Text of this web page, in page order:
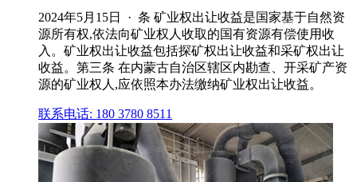
2024年5月15日 · 条 矿业权出让收益是国家基于自然资
源所有权,依法向矿业权人收取的国有资源有偿使用收
入。矿业权出让收益包括探矿权出让收益和采矿权出让
收益。第三条 在内蒙古自治区辖区内勘查、开采矿产资
源的矿业权人,应依照本办法缴纳矿业权出让收益。
联系电话: 180 3780 8511